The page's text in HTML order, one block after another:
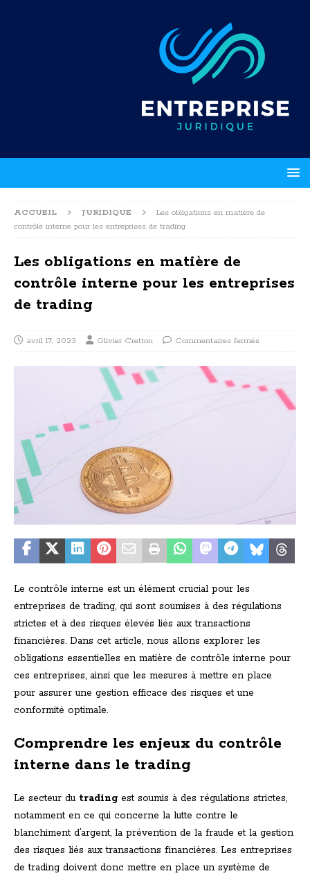
ACCUEIL JURIDIQUE
Les obligations en matière de
contrôle interne pour les entreprises de trading
Les obligations en matière de
contrôle interne pour les entreprises
de trading
avril 17, 2023 Olivier Cretton Commentaires fermés
Le contrôle interne est un élément crucial pour les
entreprises de trading, qui sont soumises à des régulations
strictes et à des risques élevés liés aux transactions
financières. Dans cet article, nous allons explorer les
obligations essentielles en matière de contrôle interne pour
ces entreprises, ainsi que les mesures à mettre en place
pour assurer une gestion efficace des risques et une
conformité optimale.
Comprendre les enjeux du contrôle
interne dans le trading
Le secteur du trading est soumis à des régulations strictes,
notamment en ce qui concerne la lutte contre le
blanchiment d’argent, la prévention de la fraude et la gestion
des risques liés aux transactions financières. Les entreprises
de trading doivent donc mettre en place un système de